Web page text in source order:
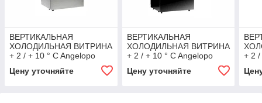
ВЕРТИКАЛЬНАЯ
ХОЛОДИЛЬНАЯ ВИТРИНА
+ 2 / + 10 ° C Angelopo
Цену уточняйте
ВЕРТИКАЛЬНАЯ
ХОЛОДИЛЬНАЯ ВИТРИНА
+ 2 / + 10 ° C Angelopo
Цену уточняйте
+ 2 /